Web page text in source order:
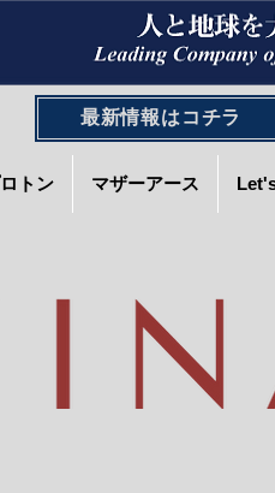
最新情報はコチラ
トン マザーアース